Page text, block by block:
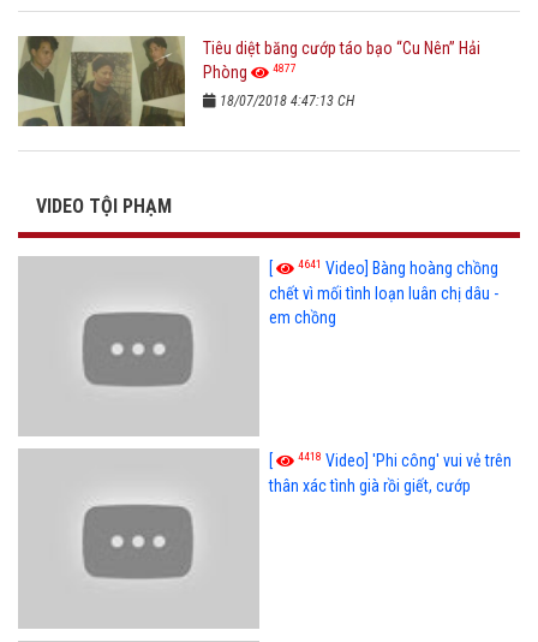
Tiêu diệt băng cướp táo bạo “Cu Nên” Hải
Phòng
4877
18/07/2018 4:47:13 CH
VIDEO TỘI PHẠM
[ 4641 Video] Bàng hoàng chồng
chết vì mối tình loạn luân chị dâu -
em chồng
[ 4418 Video] 'Phi công' vui vẻ trên
thân xác tình già rồi giết, cướp